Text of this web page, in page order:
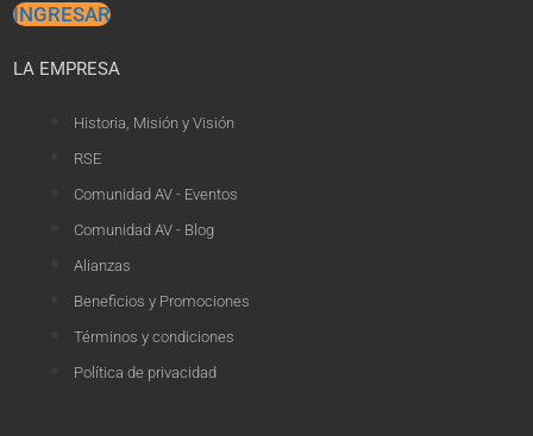
INGRESAR
LA EMPRESA
Historia, Misión y Visión
RSE
Comunidad AV - Eventos
Comunidad AV - Blog
Alianzas
Beneficios y Promociones
Términos y condiciones
Política de privacidad